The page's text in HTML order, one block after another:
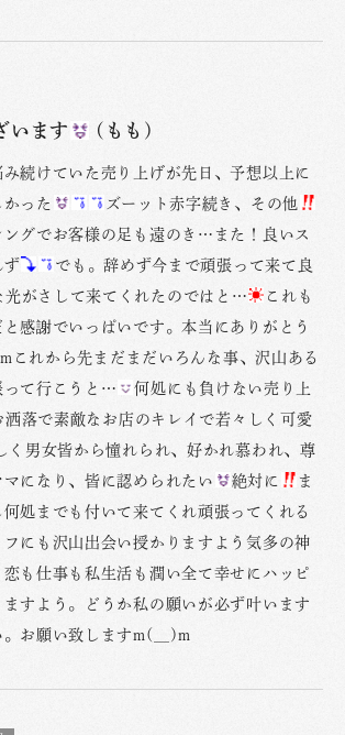
います (もも)
続けていた売り上げが先日、予想以上に
かった
ズーット赤字続き、その他
グでお客様の足も遠のき…また！良いス
ず
でも。辞めず今まで頑張って来て良
光がさして来てくれたのではと…
これも
感謝でいっぱいです。本当にありがとう
これから先まだまだいろんな事、沢山ある
って行こうと…
何処にも負けない売り上
落で素敵なお店のキレイで若々しく可愛
く男女皆から憧れられ、好かれ慕われ、尊
になり、皆に認められたい
絶対に
ま
処までも付いて来てくれ頑張ってくれる
にも沢山出会い授かりますよう気多の神
も仕事も私生活も潤い全て幸せにハッピ
すよう。どうか私の願いが必ず叶います
。お願い致しますm(__)m